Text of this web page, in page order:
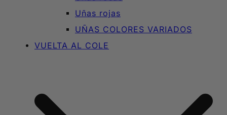
Uñas rojas
UÑAS COLORES VARIADOS
VUELTA AL COLE